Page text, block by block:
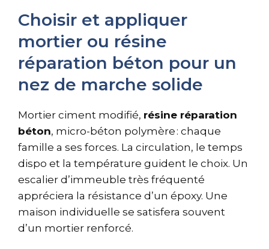
Choisir et appliquer
mortier ou résine
réparation béton pour un
nez de marche solide
Mortier ciment modifié, résine réparation
béton, micro-béton polymère : chaque
famille a ses forces. La circulation, le temps
dispo et la température guident le choix. Un
escalier d’immeuble très fréquenté
appréciera la résistance d’un époxy. Une
maison individuelle se satisfera souvent
d’un mortier renforcé.